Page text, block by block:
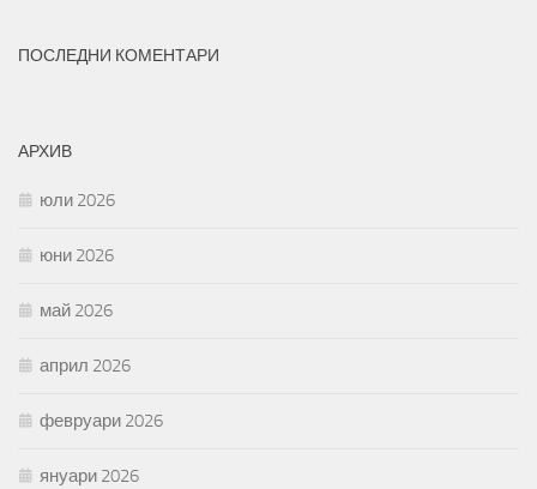
ПОСЛЕДНИ КОМЕНТАРИ
АРХИВ
юли 2026
юни 2026
май 2026
април 2026
февруари 2026
януари 2026